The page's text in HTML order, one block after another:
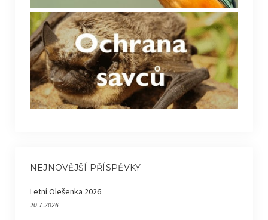
NEJNOVĚJŠÍ PŘÍSPĚVKY
Letní Olešenka 2026
20.7.2026